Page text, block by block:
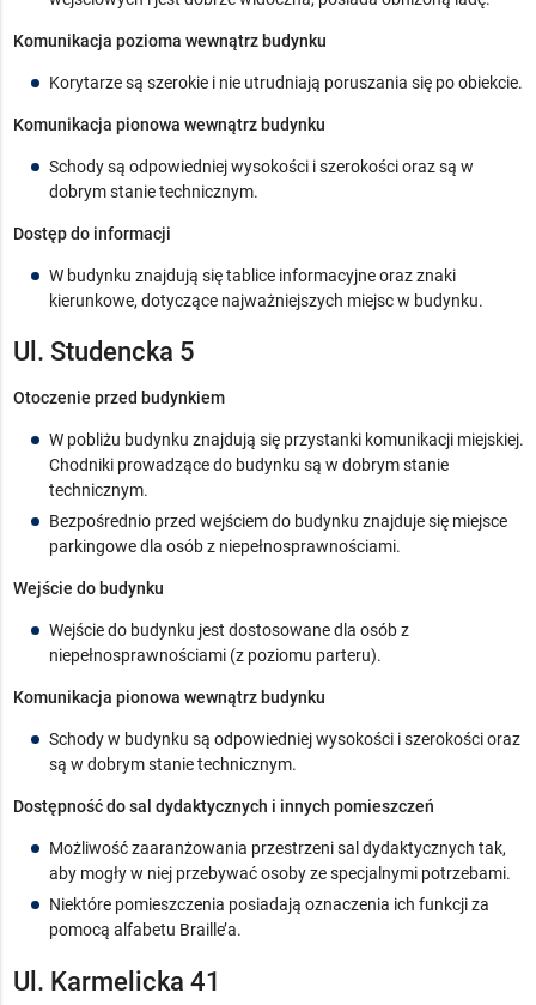
Komunikacja pozioma wewnątrz budynku
Korytarze są szerokie i nie utrudniają poruszania się po obiekcie.
Komunikacja pionowa wewnątrz budynku
Schody są odpowiedniej wysokości i szerokości oraz są w
dobrym stanie technicznym.
Dostęp do informacji
W budynku znajdują się tablice informacyjne oraz znaki
kierunkowe, dotyczące najważniejszych miejsc w budynku.
Ul. Studencka 5
Otoczenie przed budynkiem
W pobliżu budynku znajdują się przystanki komunikacji miejskiej.
Chodniki prowadzące do budynku są w dobrym stanie
technicznym.
Bezpośrednio przed wejściem do budynku znajduje się miejsce
parkingowe dla osób z niepełnosprawnościami.
Wejście do budynku
Wejście do budynku jest dostosowane dla osób z
niepełnosprawnościami (z poziomu parteru).
Komunikacja pionowa wewnątrz budynku
Schody w budynku są odpowiedniej wysokości i szerokości oraz
są w dobrym stanie technicznym.
Dostępność do sal dydaktycznych i innych pomieszczeń
Możliwość zaaranżowania przestrzeni sal dydaktycznych tak,
aby mogły w niej przebywać osoby ze specjalnymi potrzebami.
Niektóre pomieszczenia posiadają oznaczenia ich funkcji za
pomocą alfabetu Braille’a.
Ul. Karmelicka 41